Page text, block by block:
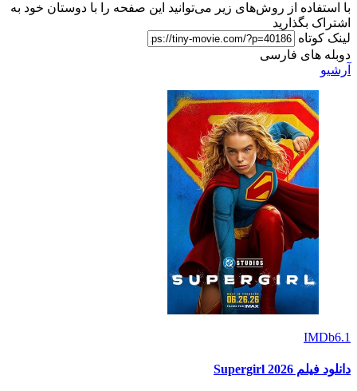
با استفاده از روش‌های زیر می‌توانید این صفحه را با دوستان خود به
اشتراک بگذارید
لینک کوتاه
دوبله های فارسی
آرشیو
IMDb6.1
دانلود فیلم Supergirl 2026